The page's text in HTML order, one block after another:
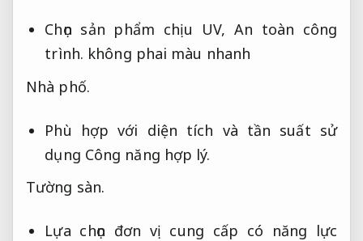
Chọn sản phẩm chịu UV, An toàn công
trình. không phai màu nhanh
Nhà phố.
Phù hợp với diện tích và tần suất sử
dụng Công năng hợp lý.
Tường sàn.
Lựa chọn đơn vị cung cấp có năng lực